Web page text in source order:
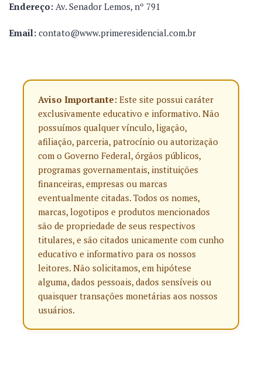
Endereço: Av. Senador Lemos, nº 791
Email: contato@www.primeresidencial.com.br
Aviso Importante: Este site possui caráter
exclusivamente educativo e informativo. Não
possuímos qualquer vínculo, ligação,
afiliação, parceria, patrocínio ou autorização
com o Governo Federal, órgãos públicos,
programas governamentais, instituições
financeiras, empresas ou marcas
eventualmente citadas. Todos os nomes,
marcas, logotipos e produtos mencionados
são de propriedade de seus respectivos
titulares, e são citados unicamente com cunho
educativo e informativo para os nossos
leitores. Não solicitamos, em hipótese
alguma, dados pessoais, dados sensíveis ou
quaisquer transações monetárias aos nossos
usuários.